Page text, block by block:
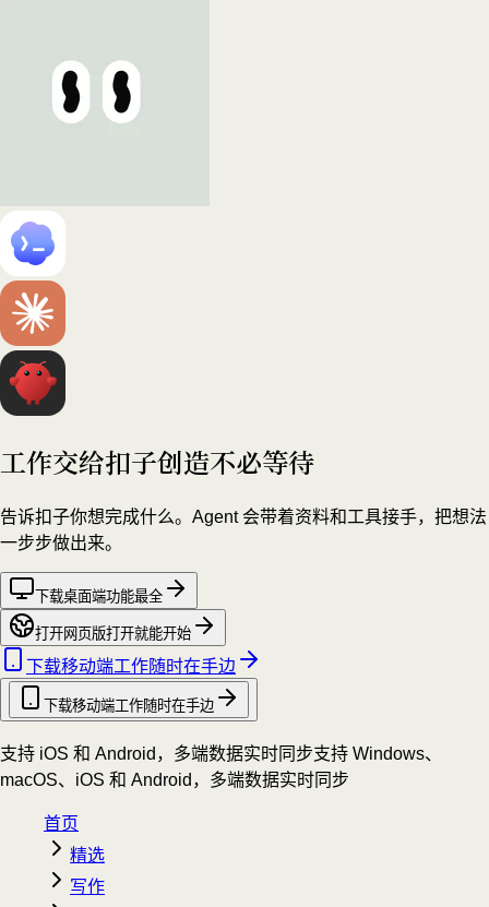
工作交给扣子创造不必等待
告诉扣子你想完成什么。Agent 会带着资料和工具接手，把想法
一步步做出来。
下载桌面端功能最全
打开网页版打开就能开始
下载移动端工作随时在手边
下载移动端工作随时在手边
支持 iOS 和 Android，多端数据实时同步支持 Windows、
macOS、iOS 和 Android，多端数据实时同步
首页
精选
写作